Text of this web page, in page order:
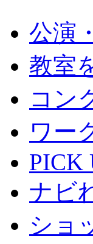
公演
教室
コン
ワー
PICK
ナビ
ショ